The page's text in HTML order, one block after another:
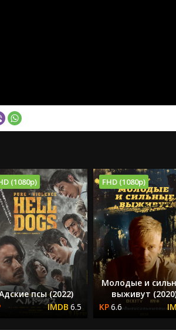
(1080p)
псы (2022)
6.5
FHD (1080p)
Молодые и
выживут
6.6